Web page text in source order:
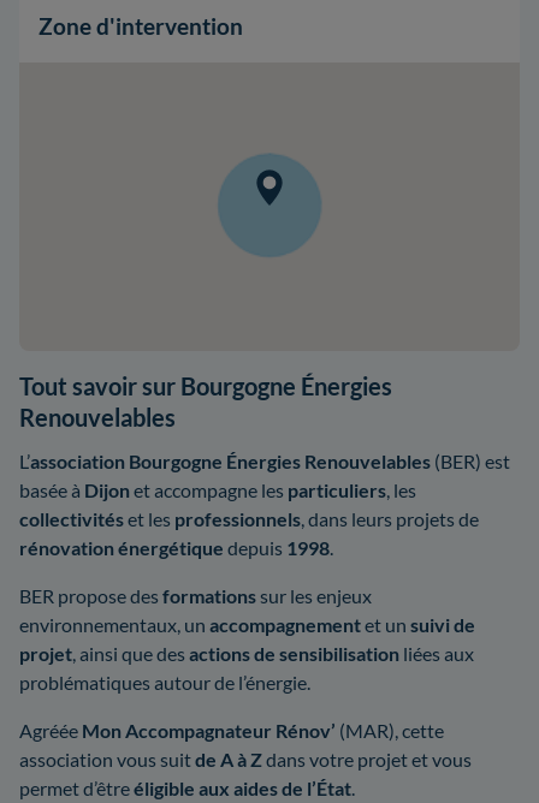
Zone d'intervention
Tout savoir sur Bourgogne Énergies
Renouvelables
L’association Bourgogne Énergies Renouvelables (BER) est
basée à Dijon et accompagne les particuliers , les
collectivitéset les professionnels , dans leurs projets de
rénovation énergétique depuis 1998
BER propose des formationssur les enjeux
environnementaux, un accompagnementet un suivi de
projet , ainsi que des actions de sensibilisation liées aux
problématiques autour de l’énergie.
Agréée Mon Accompagnateur Rénov’ (MAR), cette
association vous suitde A à Zdans votre projet et vous
permet d’êtreéligible aux aides de l’État